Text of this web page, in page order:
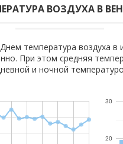
ВОЗДУХА В
температура воздуха в
При этом средняя
и ночной
20
30